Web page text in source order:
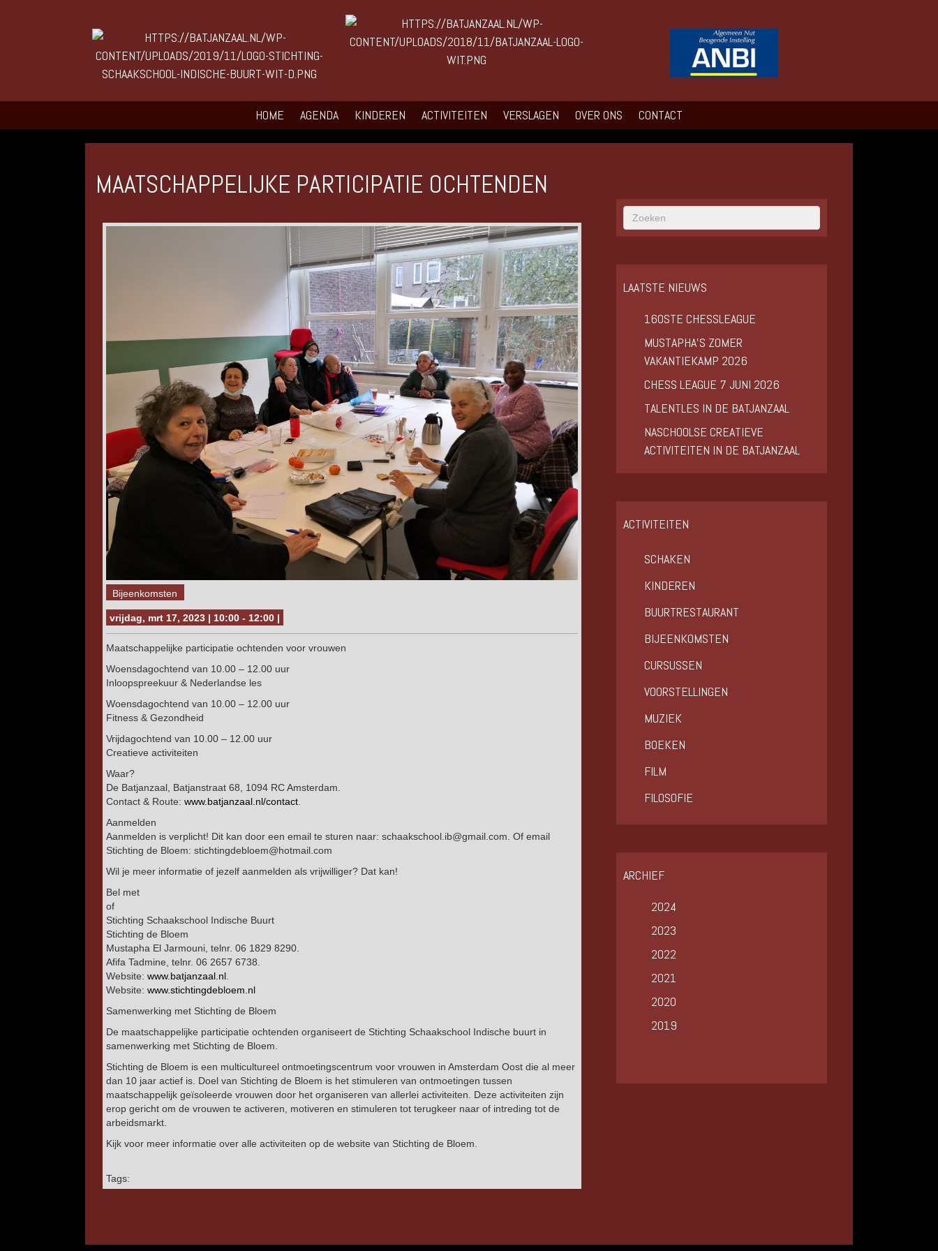
HOME AGENDA KINDEREN ACTIVITEITEN VERSLAGEN OVER ONS CONTACT
MAATSCHAPPELIJKE PARTICIPATIE OCHTENDEN
Bijeenkomsten
vrijdag, mrt 17, 2023 | 10:00 - 12:00 |
Maatschappelijke participatie ochtenden voor vrouwen
Woensdagochtend van 10.00 – 12.00 uur
Inloopspreekuur & Nederlandse les
Woensdagochtend van 10.00 – 12.00 uur
Fitness & Gezondheid
Vrijdagochtend van 10.00 – 12.00 uur
Creatieve activiteiten
Waar?
De Batjanzaal, Batjanstraat 68, 1094 RC Amsterdam.
Contact & Route: www.batjanzaal.nl/contact
Aanmelden
Aanmelden is verplicht! Dit kan door een email te sturen naar: schaakschool.ib@gmail.com. Of email
Stichting de Bloem: stichtingdebloem@hotmail.com
Wil je meer informatie of jezelf aanmelden als vrijwilliger? Dat kan!
Bel met
of
Stichting Schaakschool Indische Buurt
Stichting de Bloem
Mustapha El Jarmouni, telnr. 06 1829 8290.
Afifa Tadmine, telnr. 06 2657 6738.
Website: www.batjanzaal.nl
Website: www.stichtingdebloem.nl
Samenwerking met Stichting de Bloem
De maatschappelijke participatie ochtenden organiseert de Stichting Schaakschool Indische buurt in
samenwerking met Stichting de Bloem.
Stichting de Bloem is een multicultureel ontmoetingscentrum voor vrouwen in Amsterdam Oost die al meer
dan 10 jaar actief is. Doel van Stichting de Bloem is het stimuleren van ontmoetingen tussen
maatschappelijk geïsoleerde vrouwen door het organiseren van allerlei activiteiten. Deze activiteiten zijn
erop gericht om de vrouwen te activeren, motiveren en stimuleren tot terugkeer naar of intreding tot de
arbeidsmarkt.
Kijk voor meer informatie over alle activiteiten op de website van Stichting de Bloem.
Tags:
LAATSTE NIEUWS
160STE CHESSLEAGUE
MUSTAPHA’S ZOMER
VAKANTIEKAMP 2026
CHESS LEAGUE 7 JUNI 2026
TALENTLES IN DE BATJANZAAL
NASCHOOLSE CREATIEVE
ACTIVITEITEN IN DE BATJANZAAL
ACTIVITEITEN
SCHAKEN
KINDEREN
BUURTRESTAURANT
BIJEENKOMSTEN
CURSUSSEN
VOORSTELLINGEN
MUZIEK
BOEKEN
FILM
FILOSOFIE
ARCHIEF
2024
2023
2022
2021
2020
2019